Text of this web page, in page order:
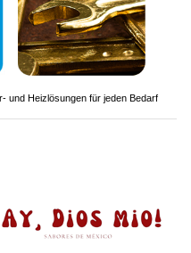
und Heizlösungen für jeden Bedarf